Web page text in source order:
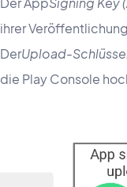
ihrer
DerUpload-
die Play Console